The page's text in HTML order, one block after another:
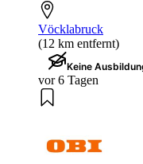
Vöcklabruck
(12 km entfernt)
Keine
vor 6 Tagen